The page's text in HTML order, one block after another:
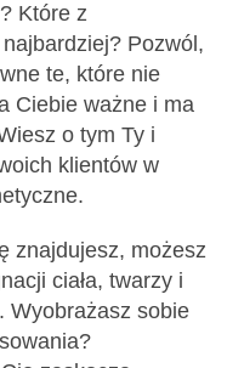
Które z
Pozwól,
te, które nie
Ciebie ważne i ma
o tym Ty i
klientów w
znajdujesz, możesz
ciała, twarzy i
Wyobrażasz sobie